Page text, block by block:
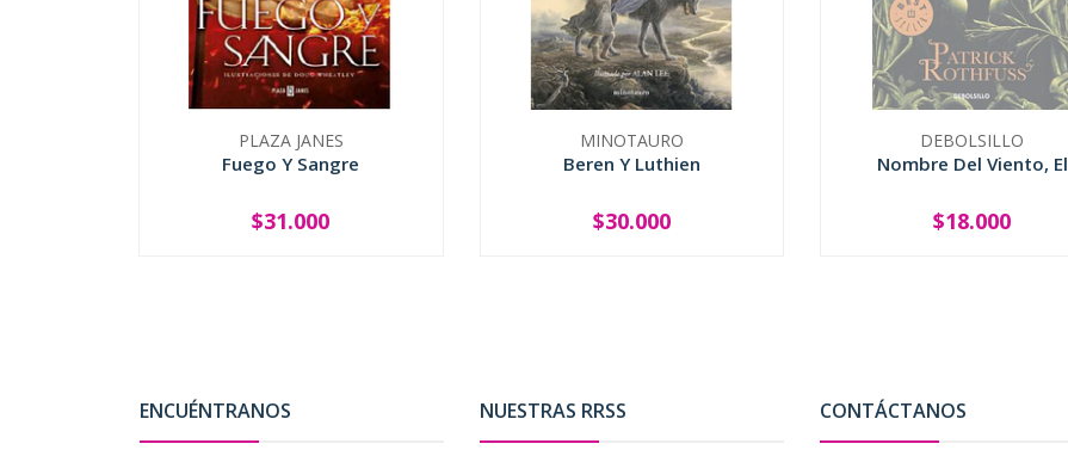
PLAZA JANES
Fuego Y Sangre
+
$31.000
MINOTAURO
Beren Y Luthien
+
$30.000
DEBOLSILLO
Nombre Del Viento, El
AGOTADO
$18.000
ENCUÉNTRANOS NUESTRAS RRSS CONTÁCTANOS